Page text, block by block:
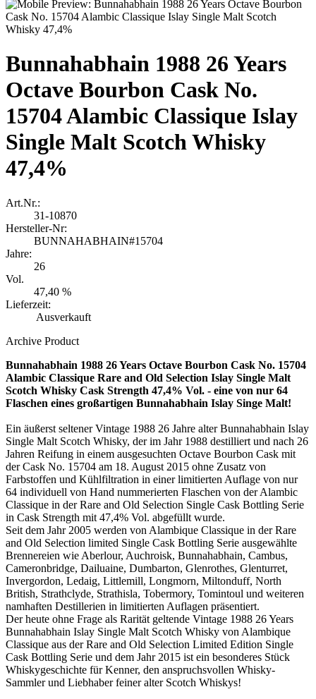
Bunnahabhain 1988 26 Years
Octave Bourbon Cask No.
15704 Alambic Classique Islay
Single Malt Scotch Whisky
47,4%
Art.Nr.:
31-10870
Hersteller-Nr:
BUNNAHABHAIN#15704
Jahre:
26
Vol.
47,40 %
Lieferzeit:
Ausverkauft
Archive Product
Bunnahabhain 1988 26 Years Octave Bourbon Cask No. 15704
Alambic Classique Rare and Old Selection Islay Single Malt
Scotch Whisky Cask Strength 47,4% Vol. - eine von nur 64
Flaschen eines großartigen Bunnahabhain Islay Singe Malt!
Ein äußerst seltener Vintage 1988 26 Jahre alter Bunnahabhain Islay
Single Malt Scotch Whisky, der im Jahr 1988 destilliert und nach 26
Jahren Reifung in einem ausgesuchten Octave Bourbon Cask mit
der Cask No. 15704 am 18. August 2015 ohne Zusatz von
Farbstoffen und Kühlfiltration in einer limitierten Auflage von nur
64 individuell von Hand nummerierten Flaschen von der Alambic
Classique in der Rare and Old Selection Single Cask Bottling Serie
in Cask Strength mit 47,4% Vol. abgefüllt wurde.
Seit dem Jahr 2005 werden von Alambique Classique in der Rare
and Old Selection limited Single Cask Bottling Serie ausgewählte
Brennereien wie Aberlour, Auchroisk, Bunnahabhain, Cambus,
Cameronbridge, Dailuaine, Dumbarton, Glenrothes, Glenturret,
Invergordon, Ledaig, Littlemill, Longmorn, Miltonduff, North
British, Strathclyde, Strathisla, Tobermory, Tomintoul und weiteren
namhaften Destillerien in limitierten Auflagen präsentiert.
Der heute ohne Frage als Rarität geltende Vintage 1988 26 Years
Bunnahabhain Islay Single Malt Scotch Whisky von Alambique
Classique aus der Rare and Old Selection Limited Edition Single
Cask Bottling Serie und dem Jahr 2015 ist ein besonderes Stück
Whiskygeschichte für Kenner, den anspruchsvollen Whisky-
Sammler und Liebhaber feiner alter Scotch Whiskys!